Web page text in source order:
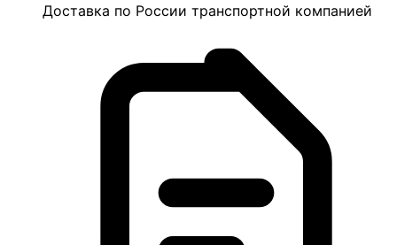
Доставка по России транспортной компанией